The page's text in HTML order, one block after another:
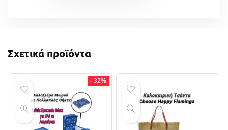
Σχετικά προϊόντα
- 32%